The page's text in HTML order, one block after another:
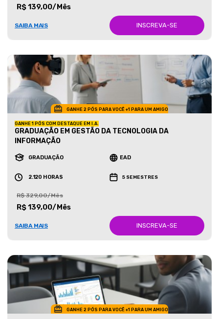
R$ 139,00/Mês
SAIBA MAIS INSCREVA-SE
GANHE 2 PÓS PARA VOCÊ +1 PARA UM AMIGO
GANHE 1 PÓS COM DESTAQUE EM I.A.
GRADUAÇÃO EM GESTÃO DA TECNOLOGIA DA
INFORMAÇÃO
GRADUAÇÃO EAD
2.120 HORAS 5 SEMESTRES
R$ 329,00/Mês
R$ 139,00/Mês
SAIBA MAIS INSCREVA-SE
GANHE 2 PÓS PARA VOCÊ +1 PARA UM AMIGO